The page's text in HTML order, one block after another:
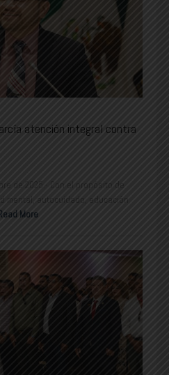
atención integral contra
de 2025.- Con el propósito de
mental, autocuidado, educación
More